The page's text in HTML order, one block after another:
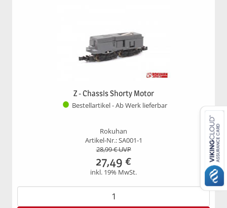
Z - Chassis Shorty Motor
Bestellartikel - Ab Werk lieferbar
Rokuhan
Artikel-Nr.: SA001-1
28,99€ UVP
27,49 €
inkl. 19% MwSt.